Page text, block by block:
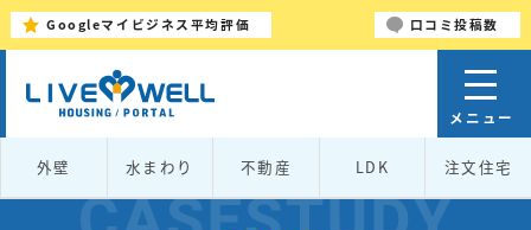
Googleマイビジネス平均評価 口コミ投稿数
外壁 水まわり 不動産 LDK 注文住宅